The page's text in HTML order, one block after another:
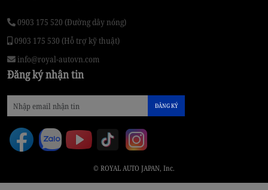
0903 175 520 (Đường dây nóng)
0903 175 530 (Hỗ trợ kỹ thuật)
info@royal-autovn.com
Đăng ký nhận tin
ĐĂNG KÝ
© ROYAL AUTO JAPAN, Inc.